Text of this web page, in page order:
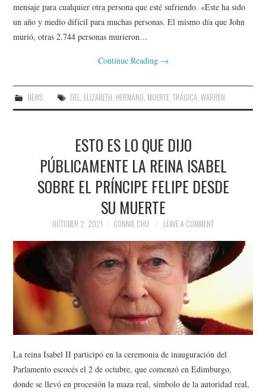
mensaje para cualquier otra persona que esté sufriendo. «Este ha sido
un año y medio difícil para muchas personas. El mismo día que John
murió, otras 2.744 personas murieron…
Continue Reading →
NEWS DEL, ELIZABETH, HERMANO, MUERTE, TRÁGICA, WARREN
ESTO ES LO QUE DIJO
PÚBLICAMENTE LA REINA ISABEL
SOBRE EL PRÍNCIPE FELIPE DESDE
SU MUERTE
OCTOBER 2, 2021 CONNIE CHU LEAVE A COMMENT
La reina Isabel II participó en la ceremonia de inauguración del
Parlamento escocés el 2 de octubre, que comenzó en Edimburgo,
donde se llevó en procesión la maza real, símbolo de la autoridad real,